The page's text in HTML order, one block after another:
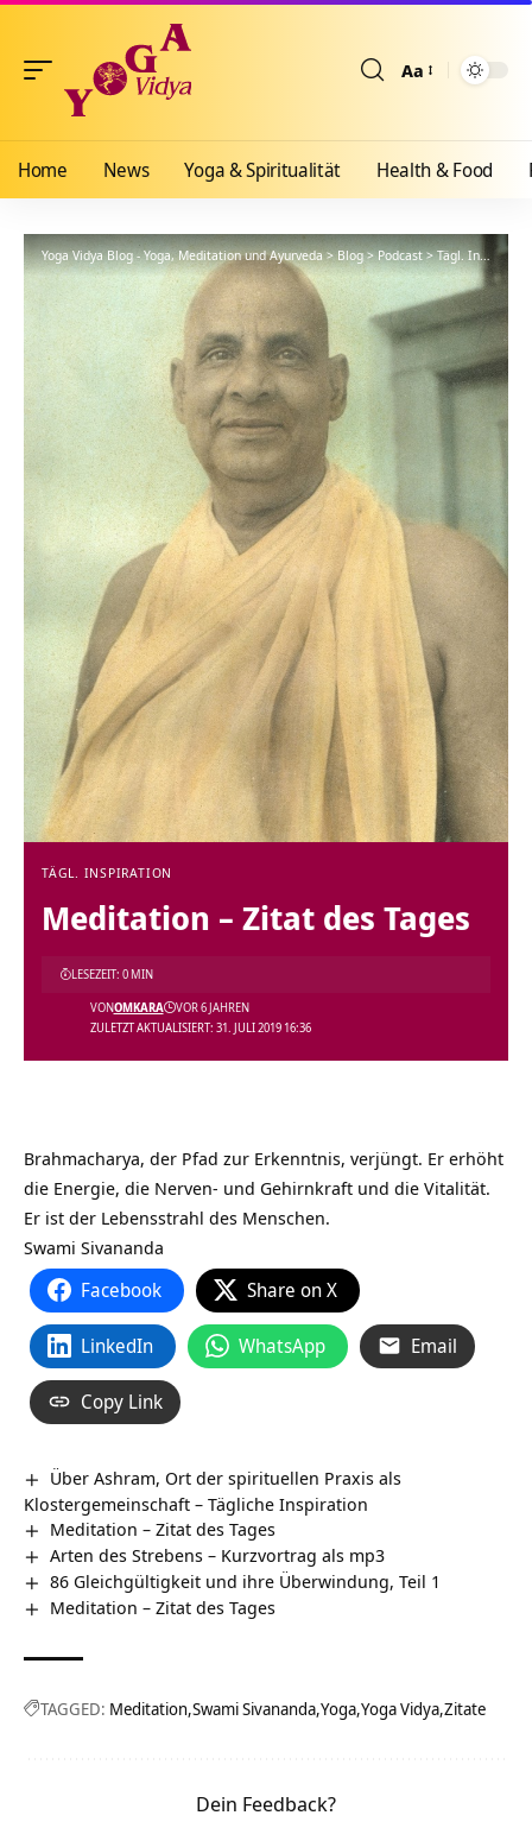
Aa
Home News Yoga & Spiritualität Health & Food
Yoga Vidya Blog - Yoga, Meditation und Ayurveda>Blog>Podcast>Tägl. Inspiration
TÄGL. INSPIRATION
Meditation – Zitat des Tages
ZULETZT AKTUALISIERT: 31. JULI 2019 16:36
VONOMKARA VOR 6 JAHREN
LESEZEIT: 0 MIN
Brahmacharya, der Pfad zur Erkenntnis, verjüngt. Er erhöht
die Energie, die Nerven- und Gehirnkraft und die Vitalität.
Er ist der Lebensstrahl des Menschen.
Swami Sivananda
Facebook Share on X
LinkedIn WhatsApp Email
Copy Link
Über Ashram, Ort der spirituellen Praxis als
Klostergemeinschaft – Tägliche Inspiration
Meditation – Zitat des Tages
Arten des Strebens – Kurzvortrag als mp3
86 Gleichgültigkeit und ihre Überwindung, Teil 1
Meditation – Zitat des Tages
TAGGED: Meditation Swami Sivananda Yoga Yoga Vidya Zitate
Dein Feedback?